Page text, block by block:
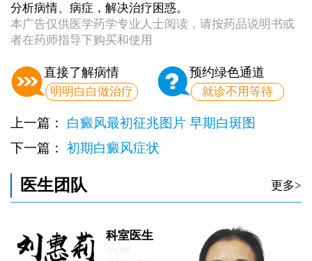
分析病情、病症，解决治疗困惑。
本广告仅供医学药学专业人士阅读，请按药品说明书或
者在药师指导下购买和使用
直接了解病情
明明白白做治疗
预约绿色通道
就诊不用等待
上一篇： 白癜风最初征兆图片 早期白斑图
下一篇： 初期白癜风症状
医生团队 更多>
科室医生